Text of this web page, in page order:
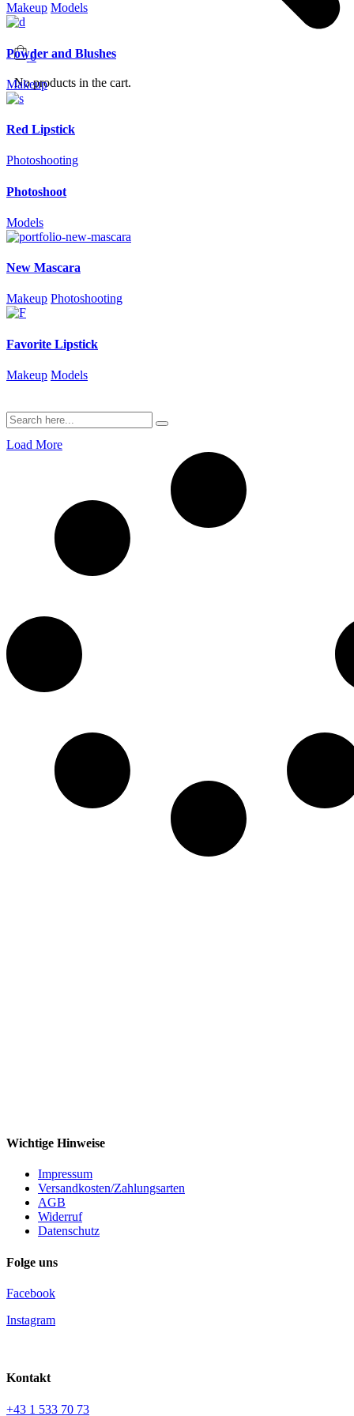
0
No products in the cart.
Makeup Models
Powder and Blushes
Makeup
Red Lipstick
Photoshooting
Photoshoot
Models
New Mascara
Makeup Photoshooting
Favorite Lipstick
Makeup Models
Load More
Wichtige Hinweise
Impressum
Versandkosten/Zahlungsarten
AGB
Widerruf
Datenschutz
Folge uns
Facebook
Instagram
Kontakt
+43 1 533 70 73